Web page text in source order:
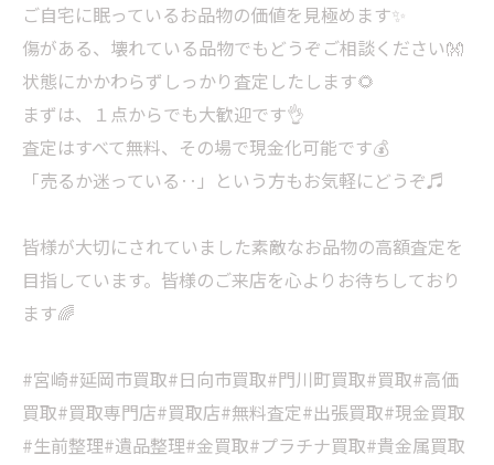
ご自宅に眠っているお品物の価値を見極めます✨
傷がある、壊れている品物でもどうぞご相談ください👐
状態にかかわらずしっかり査定したします🌻
まずは、１点からでも大歓迎です👌
査定はすべて無料、その場で現金化可能です💰
「売るか迷っている‥」という方もお気軽にどうぞ♬
皆様が大切にされていました素敵なお品物の高額査定を
目指しています。皆様のご来店を心よりお待ちしており
ます🌈
#宮崎#延岡市買取#日向市買取#門川町買取#買取#高価
買取#買取専門店#買取店#無料査定#出張買取#現金買取
#生前整理#遺品整理#金買取#プラチナ買取#貴金属買取